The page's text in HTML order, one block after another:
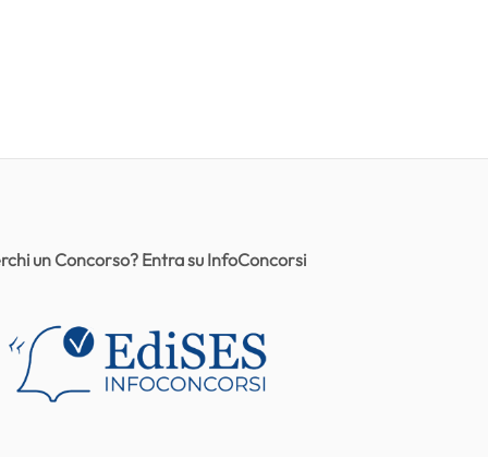
un Concorso? Entra su InfoConcorsi